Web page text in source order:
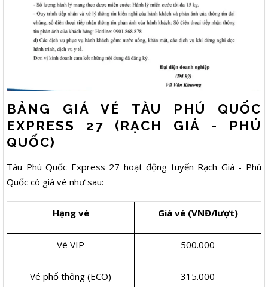
BẢNG GIÁ VÉ TÀU PHÚ QUỐC
EXPRESS 27 (RẠCH GIÁ - PHÚ
QUỐC)
Tàu Phú Quốc Express 27 hoạt động tuyến Rạch Giá - Phú
Quốc có giá vé như sau:
Hạng vé Giá vé (VNĐ/lượt)
Vé VIP 500.000
Vé phổ thông (ECO) 315.000